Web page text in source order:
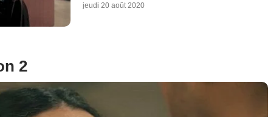
jeudi 20 août 2020
2